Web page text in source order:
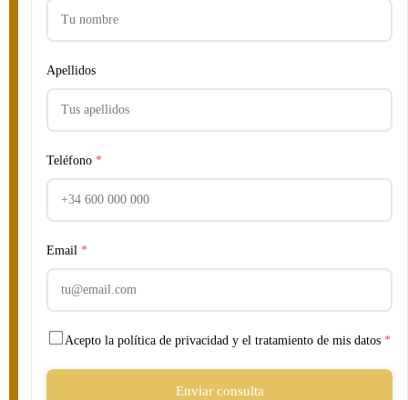
Apellidos
Teléfono *
Email *
Acepto la política de privacidad y el tratamiento de mis datos *
Enviar consulta